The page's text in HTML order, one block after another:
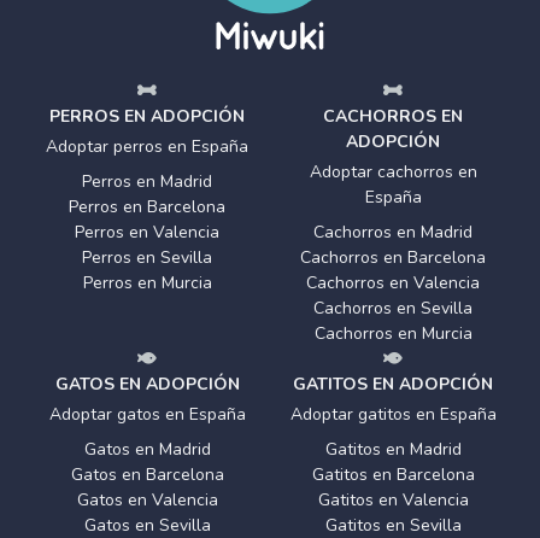
PERROS EN ADOPCIÓN
Adoptar perros en España
Perros en Madrid
Perros en Barcelona
Perros en Valencia
Perros en Sevilla
Perros en Murcia
CACHORROS EN
ADOPCIÓN
Adoptar cachorros en
España
Cachorros en Madrid
Cachorros en Barcelona
Cachorros en Valencia
Cachorros en Sevilla
Cachorros en Murcia
GATOS EN ADOPCIÓN
Adoptar gatos en España
Gatos en Madrid
Gatos en Barcelona
Gatos en Valencia
Gatos en Sevilla
GATITOS EN ADOPCIÓN
Adoptar gatitos en España
Gatitos en Madrid
Gatitos en Barcelona
Gatitos en Valencia
Gatitos en Sevilla